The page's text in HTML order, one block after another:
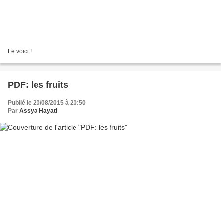
Le voici !
PDF: les fruits
Publié le 20/08/2015 à 20:50
Par Assya Hayati